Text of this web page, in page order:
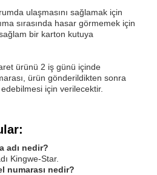
ulaşmasını sağlamak için
sırasında hasar görmemek için
bir karton kutuya
ürünü 2 iş günü içinde
ürün gönderildikten sonra
için verilecektir.
adı nedir?
Kingwe-Star.
numarası nedir?